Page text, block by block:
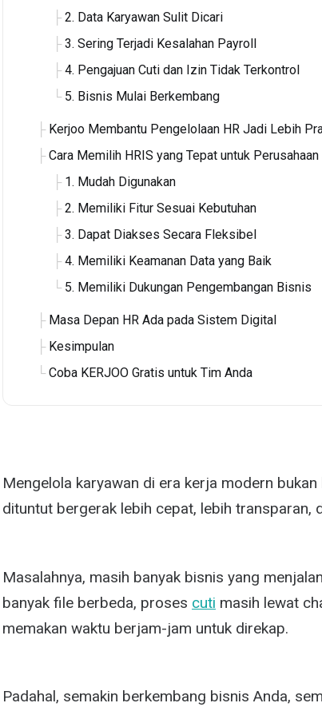
2. Data Karyawan Sulit Dicari
3. Sering Terjadi Kesalahan Payroll
4. Pengajuan Cuti dan Izin Tidak Terkontrol
5. Bisnis Mulai Berkembang
Kerjoo Membantu Pengelolaan HR Jadi Lebih
Cara Memilih HRIS yang Tepat untuk Perusahaan
1. Mudah Digunakan
2. Memiliki Fitur Sesuai Kebutuhan
3. Dapat Diakses Secara Fleksibel
4. Memiliki Keamanan Data yang Baik
5. Memiliki Dukungan Pengembangan Bisnis
Masa Depan HR Ada pada Sistem Digital
Kesimpulan
Coba KERJOO Gratis untuk Tim Anda
Mengelola karyawan di era kerja modern
dituntut bergerak lebih cepat, lebih transparan,
Masalahnya, masih banyak bisnis yang
banyak file berbeda, proses cuti masih lewat
memakan waktu berjam-jam untuk direkap.
Padahal, semakin berkembang bisnis Anda,